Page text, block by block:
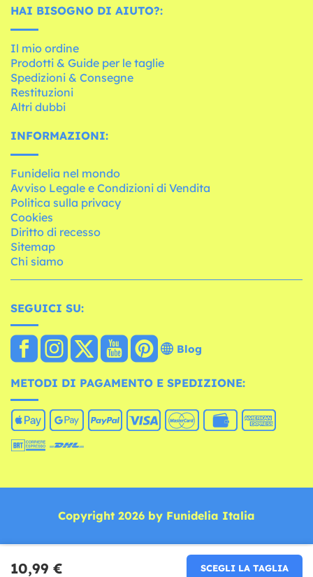
10,99 € SCEGLI LA TAGLIA
HAI BISOGNO DI AIUTO?:
Il mio ordine
Prodotti & Guide per le taglie
Spedizioni & Consegne
Restituzioni
Altri dubbi
INFORMAZIONI:
Funidelia nel mondo
Avviso Legale e Condizioni di Vendita
Politica sulla privacy
Cookies
Diritto di recesso
Sitemap
Chi siamo
SEGUICI SU:
Blog
METODI DI PAGAMENTO E SPEDIZIONE:
Copyright 2026 by Funidelia Italia